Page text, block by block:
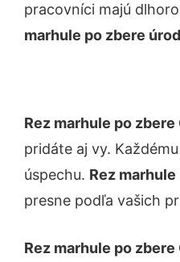
pracovníci majú
marhule po zbere
Rez marhule po
pridáte aj vy.
úspechu. Rez
presne podľa vašich
Rez marhule po